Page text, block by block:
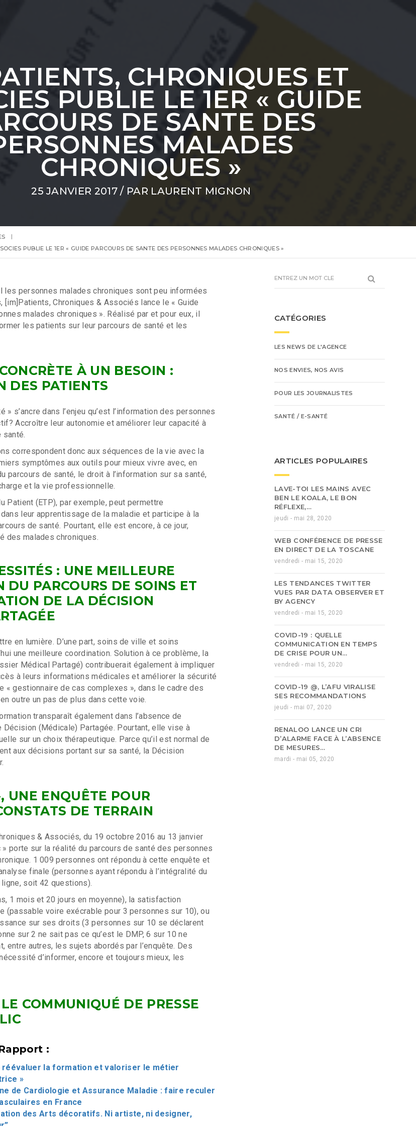
CHRONIQUES ET
PUBLIE LE 1ER « GUIDE
DE SANTE DES
MALADES
CHRONIQUES »
25 JANVIER 2017 / PAR LAURENT MIGNON
PUBLIE LE 1ER « GUIDE PARCOURS DE SANTE DES PERSONNES MALADES CHRONIQUES »
les personnes malades chroniques sont peu informées
Chroniques & Associés lance le « Guide
malades chroniques ». Réalisé par et pour eux, il
les patients sur leur parcours de santé et les
À UN BESOIN :
DES PATIENTS
» s’ancre dans l’enjeu qu’est l’information des personnes
Accroître leur autonomie et améliorer leur capacité à
santé.
correspondent donc aux séquences de la vie avec la
symptômes aux outils pour mieux vivre avec, en
parcours de santé, le droit à l’information sur sa santé,
et la vie professionnelle.
Patient (ETP), par exemple, peut permettre
leur apprentissage de la maladie et participe à la
de santé. Pourtant, elle est encore, à ce jour,
des malades chroniques.
: UNE MEILLEURE
DU PARCOURS DE SOINS ET
DE LA DÉCISION
en lumière. D’une part, soins de ville et soins
une meilleure coordination. Solution à ce problème, la
Médical Partagé) contribuerait également à impliquer
à leurs informations médicales et améliorer la sécurité
« gestionnaire de cas complexes », dans le cadre des
outre un pas de plus dans cette voie.
transparaît également dans l’absence de
Décision (Médicale) Partagée. Pourtant, elle vise à
sur un choix thérapeutique. Parce qu’il est normal de
aux décisions portant sur sa santé, la Décision
UNE ENQUÊTE POUR
DE TERRAIN
& Associés, du 19 octobre 2016 au 13 janvier
» porte sur la réalité du parcours de santé des personnes
1 009 personnes ont répondu à cette enquête et
finale (personnes ayant répondu à l’intégralité du
soit 42 questions).
1 mois et 20 jours en moyenne), la satisfaction
(passable voire exécrable pour 3 personnes sur 10), ou
sur ses droits (3 personnes sur 10 se déclarent
sur 2 ne sait pas ce qu’est le DMP, 6 sur 10 ne
entre autres, les sujets abordés par l’enquête. Des
d’informer, encore et toujours mieux, les
COMMUNIQUÉ DE PRESSE
:
réévaluer la formation et valoriser le métier
»
de Cardiologie et Assurance Maladie : faire reculer
en France
des Arts décoratifs. Ni artiste, ni designer,
CATÉGORIES
LES NEWS DE L'AGENCE
NOS ENVIES, NOS AVIS
POUR LES JOURNALISTES
SANTÉ / E-SANTÉ
ARTICLES POPULAIRES
LAVE-TOI LES MAINS AVEC
BEN LE KOALA, LE BON
RÉFLEXE,…
jeudi - mai 28, 2020
WEB CONFÉRENCE DE PRESSE
EN DIRECT DE LA TOSCANE
vendredi - mai 15, 2020
LES TENDANCES TWITTER
VUES PAR DATA OBSERVER ET
BY AGENCY
vendredi - mai 15, 2020
COVID-19 : QUELLE
COMMUNICATION EN TEMPS
DE CRISE POUR UN…
vendredi - mai 15, 2020
COVID-19 @, L’AFU VIRALISE
SES RECOMMANDATIONS
jeudi - mai 07, 2020
RENALOO LANCE UN CRI
D’ALARME FACE À L’ABSENCE
DE MESURES…
mardi - mai 05, 2020